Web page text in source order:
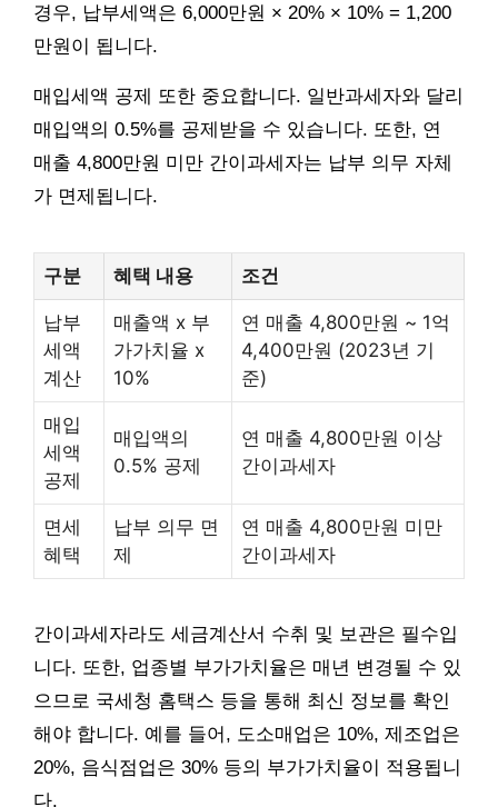
경우, 납부세액은 6,000만원 × 20% × 10% = 1,200
만원이 됩니다.
매입세액 공제 또한 중요합니다. 일반과세자와 달리
매입액의 0.5%를 공제받을 수 있습니다. 또한, 연
매출 4,800만원 미만 간이과세자는 납부 의무 자체
가 면제됩니다.
구분 혜택 내용 조건
납부
세액
계산
매출액 x 부
가가치율 x
10%
연 매출 4,800만원 ~ 1억
4,400만원 (2023년 기
준)
매입
세액
공제
매입액의
0.5% 공제
연 매출 4,800만원 이상
간이과세자
면세
혜택
납부 의무 면
제
연 매출 4,800만원 미만
간이과세자
간이과세자라도 세금계산서 수취 및 보관은 필수입
니다. 또한, 업종별 부가가치율은 매년 변경될 수 있
으므로 국세청 홈택스 등을 통해 최신 정보를 확인
해야 합니다. 예를 들어, 도소매업은 10%, 제조업은
20%, 음식점업은 30% 등의 부가가치율이 적용됩니
다.